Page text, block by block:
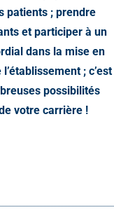
patients ; prendre
et participer à un
dans la mise en
; c’est
possibilités
votre carrière !